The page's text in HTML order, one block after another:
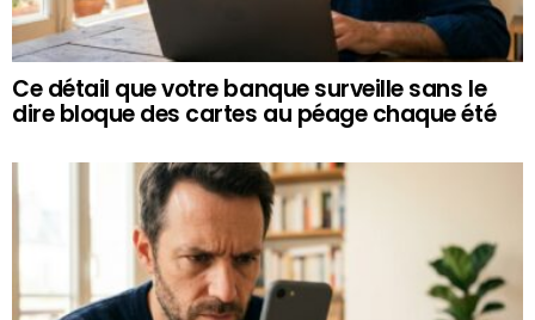
Ce détail que votre banque surveille sans le
dire bloque des cartes au péage chaque été